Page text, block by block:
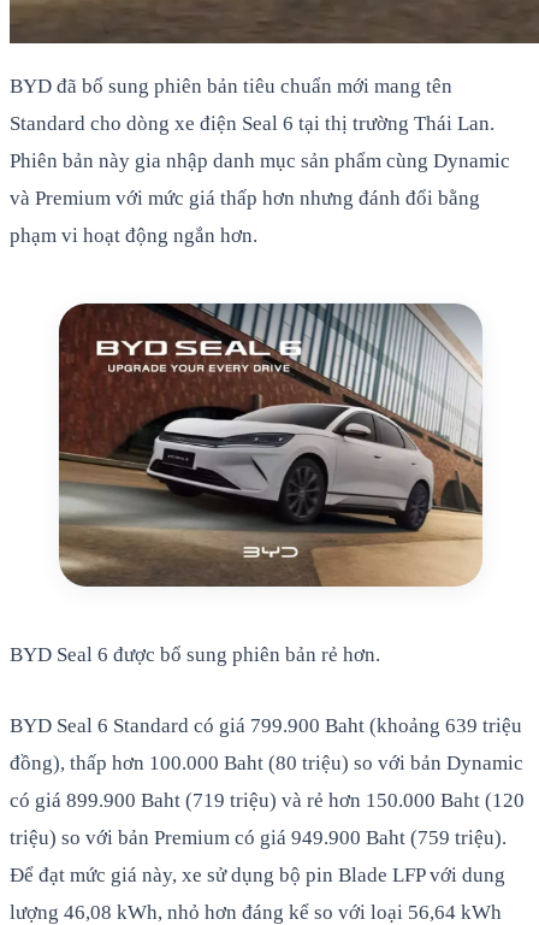
BYD đã bổ sung phiên bản tiêu chuẩn mới mang tên
Standard cho dòng xe điện Seal 6 tại thị trường Thái Lan.
Phiên bản này gia nhập danh mục sản phẩm cùng Dynamic
và Premium với mức giá thấp hơn nhưng đánh đổi bằng
phạm vi hoạt động ngắn hơn.
BYD Seal 6 được bổ sung phiên bản rẻ hơn.
BYD Seal 6 Standard có giá 799.900 Baht (khoảng 639 triệu
đồng), thấp hơn 100.000 Baht (80 triệu) so với bản Dynamic
có giá 899.900 Baht (719 triệu) và rẻ hơn 150.000 Baht (120
triệu) so với bản Premium có giá 949.900 Baht (759 triệu).
Để đạt mức giá này, xe sử dụng bộ pin Blade LFP với dung
lượng 46,08 kWh, nhỏ hơn đáng kể so với loại 56,64 kWh